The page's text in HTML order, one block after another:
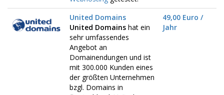
United Domains
United Domains hat ein
sehr umfassendes
Angebot an
Domainendungen und ist
mit 300.000 Kunden eines
der größten Unternehmen
bzgl. Domains in
49,00 Euro /
Jahr